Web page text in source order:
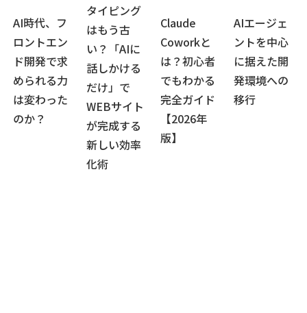
AI時代、フ
ロントエン
ド開発で求
められる力
は変わった
のか？
タイピング
はもう古
い？「AIに
話しかける
だけ」で
WEBサイト
が完成する
新しい効率
化術
Claude
Coworkと
は？初心者
でもわかる
完全ガイド
【2026年
版】
AIエージェ
ントを中心
に据えた開
発環境への
移行